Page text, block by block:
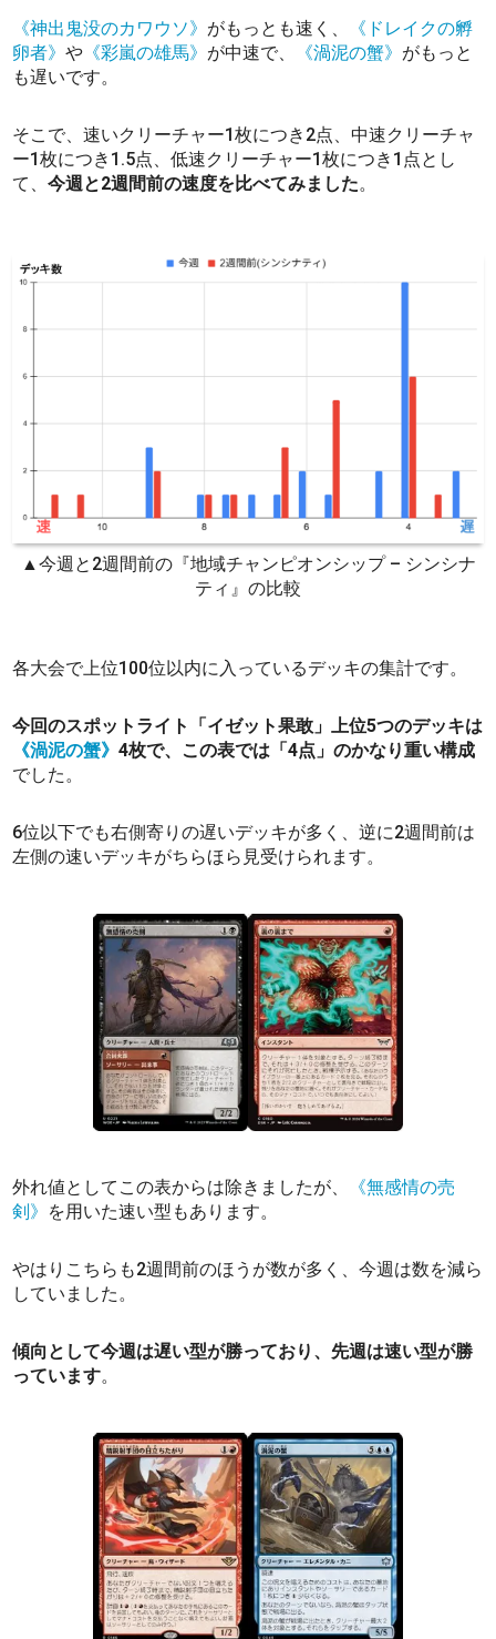
《神出鬼没のカワウソ》 がもっとも速く、
《ドレイクの孵
卵者》や 《彩嵐の雄馬》 が中速で、 《渦泥の蟹》 がもっと
も遅いです。
そこで、速いクリーチャー1枚につき2点、中速クリーチャ
ー1枚につき1.5点、低速クリーチャー1枚につき1点とし
て、今週と2週間前の速度を比べてみました。
▲今週と2週間前の『地域チャンピオンシップ – シンシナ
ティ』の比較
各大会で上位100位以内に入っているデッキの集計です。
今回のスポットライト「イゼット果敢」上位5つのデッキは
《渦泥の蟹》4枚で、この表では「4点」のかなり重い構成
でした。
6位以下でも右側寄りの遅いデッキが多く、逆に2週間前は
左側の速いデッキがちらほら見受けられます。
外れ値としてこの表からは除きましたが、
《無感情の売
剣》 を用いた速い型もあります。
やはりこちらも2週間前のほうが数が多く、今週は数を減ら
していました。
傾向として今週は遅い型が勝っており、先週は速い型が勝
っています。